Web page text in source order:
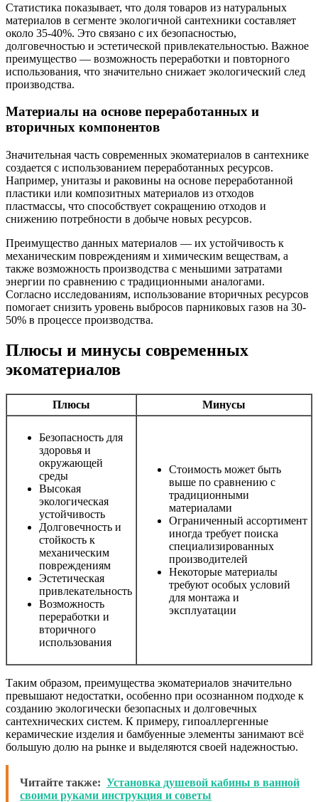
Статистика показывает, что доля товаров из натуральных
материалов в сегменте экологичной сантехники составляет
около 35-40%. Это связано с их безопасностью,
долговечностью и эстетической привлекательностью. Важное
преимущество — возможность переработки и повторного
использования, что значительно снижает экологический след
производства.
Материалы на основе переработанных и
вторичных компонентов
Значительная часть современных экоматериалов в сантехнике
создается с использованием переработанных ресурсов.
Например, унитазы и раковины на основе переработанной
пластики или композитных материалов из отходов
пластмассы, что способствует сокращению отходов и
снижению потребности в добыче новых ресурсов.
Преимущество данных материалов — их устойчивость к
механическим повреждениям и химическим веществам, а
также возможность производства с меньшими затратами
энергии по сравнению с традиционными аналогами.
Согласно исследованиям, использование вторичных ресурсов
помогает снизить уровень выбросов парниковых газов на 30-
50% в процессе производства.
Плюсы и минусы современных
экоматериалов
Плюсы Минусы
Безопасность для
здоровья и
окружающей
среды
Высокая
экологическая
устойчивость
Долговечность и
стойкость к
механическим
повреждениям
Эстетическая
привлекательность
Возможность
переработки и
вторичного
использования
Стоимость может быть
выше по сравнению с
традиционными
материалами
Ограниченный ассортимент
иногда требует поиска
специализированных
производителей
Некоторые материалы
требуют особых условий
для монтажа и
эксплуатации
Таким образом, преимущества экоматериалов значительно
превышают недостатки, особенно при осознанном подходе к
созданию экологически безопасных и долговечных
сантехнических систем. К примеру, гипоаллергенные
керамические изделия и бамбуенные элементы занимают всё
большую долю на рынке и выделяются своей надежностью.
Читайте также: Установка душевой кабины в ванной
своими руками инструкция и советы